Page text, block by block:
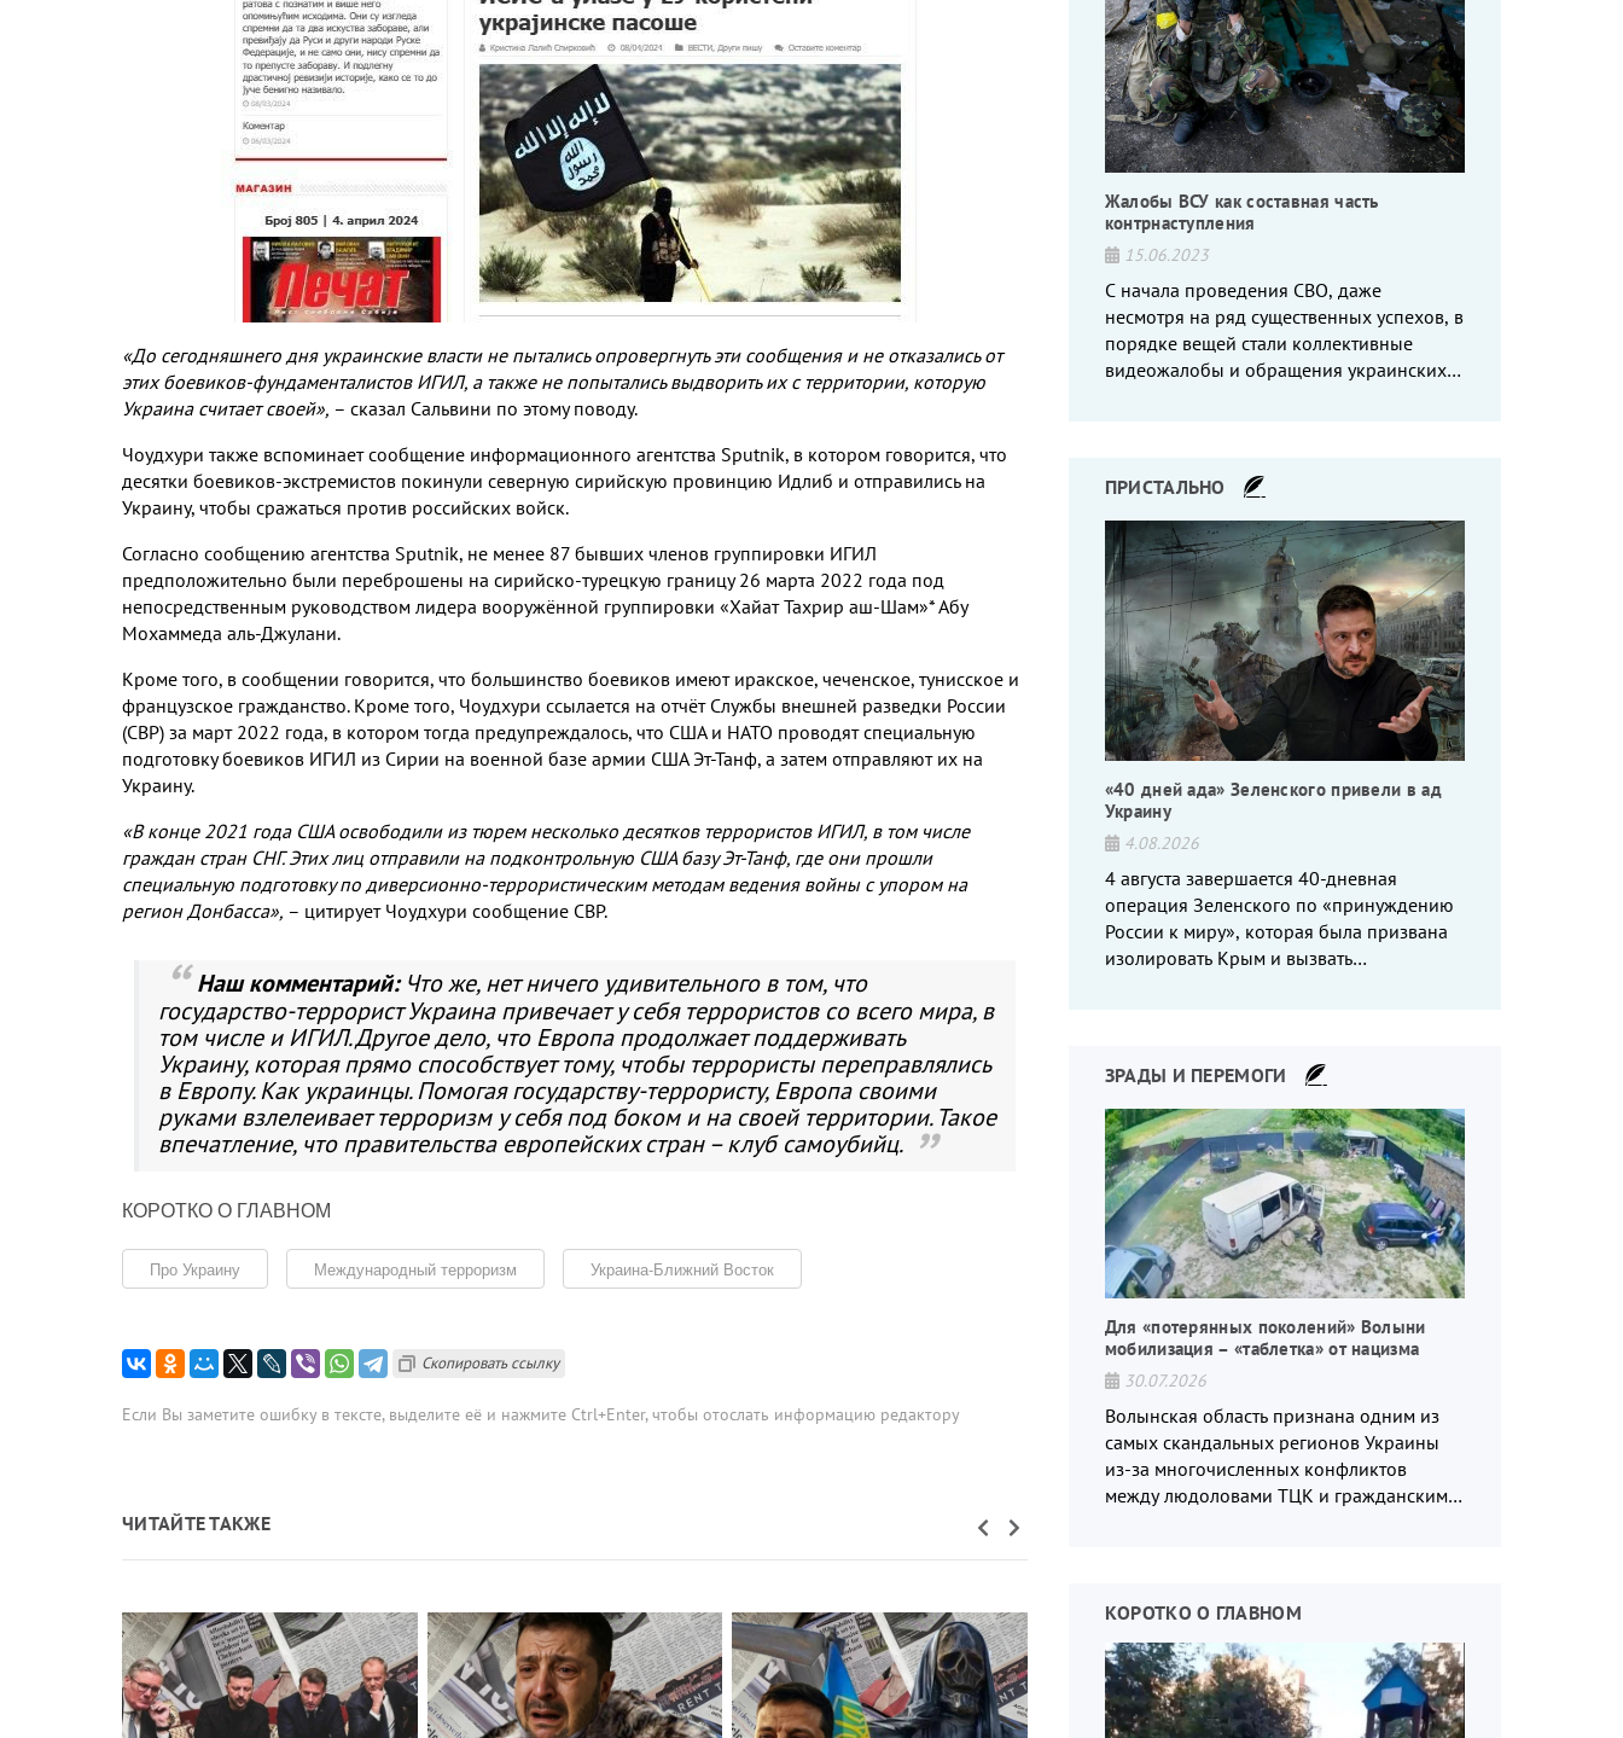
«До сегодняшнего дня украинские власти не пытались опровергнуть эти сообщения и не отказались от
этих боевиков-фундаменталистов ИГИЛ, а также не попытались выдворить их с территории, которую
Украина считает своей», – сказал Сальвини по этому поводу.
Чоудхури также вспоминает сообщение информационного агентства Sputnik, в котором говорится, что
десятки боевиков-экстремистов покинули северную сирийскую провинцию Идлиб и отправились на
Украину, чтобы сражаться против российских войск.
Согласно сообщению агентства Sputnik, не менее 87 бывших членов группировки ИГИЛ
предположительно были переброшены на сирийско-турецкую границу 26 марта 2022 года под
непосредственным руководством лидера вооружённой группировки «Хайат Тахрир аш-Шам»* Абу
Мохаммеда аль-Джулани.
Кроме того, в сообщении говорится, что большинство боевиков имеют иракское, чеченское, тунисское и
французское гражданство. Кроме того, Чоудхури ссылается на отчёт Службы внешней разведки России
(СВР) за март 2022 года, в котором тогда предупреждалось, что США и НАТО проводят специальную
подготовку боевиков ИГИЛ из Сирии на военной базе армии США Эт-Танф, а затем отправляют их на
Украину.
«В конце 2021 года США освободили из тюрем несколько десятков террористов ИГИЛ, в том числе
граждан стран СНГ. Этих лиц отправили на подконтрольную США базу Эт-Танф, где они прошли
специальную подготовку по диверсионно-террористическим методам ведения войны с упором на
регион Донбасса», – цитирует Чоудхури сообщение СВР.
Наш комментарий:Что же, нет ничего удивительного в том, что
государство-террорист Украина привечает у себя террористов со всего мира, в
том числе и ИГИЛ. Другое дело, что Европа продолжает поддерживать
Украину, которая прямо способствует тому, чтобы террористы переправлялись
в Европу. Как украинцы. Помогая государству-террористу, Европа своими
руками взлелеивает терроризм у себя под боком и на своей территории. Такое
впечатление, что правительства европейских стран – клуб самоубийц.
КОРОТКО О ГЛАВНОМ
Про Украину Международный терроризм Украина-Ближний Восток
Скопировать ссылку
Если Вы заметите ошибку в тексте, выделите её и нажмите Ctrl+Enter, чтобы отослать информацию редактору
ЧИТАЙТЕ ТАКЖЕ
Жалобы ВСУ как составная часть
контрнаступления
15.06.2023
С начала проведения СВО, даже
несмотря на ряд существенных успехов, в
порядке вещей стали коллективные
видеожалобы и обращения украинских
ПРИСТАЛЬНО
«40 дней ада» Зеленского привели в ад
Украину
4.08.2026
4 августа завершается 40-дневная
операция Зеленского по «принуждению
России к миру», которая была призвана
изолировать Крым и вызвать
ЗРАДЫ И ПЕРЕМОГИ
Для «потерянных поколений» Волыни
мобилизация – «таблетка» от нацизма
30.07.2026
Волынская область признана одним из
самых скандальных регионов Украины
из-за многочисленных конфликтов
между людоловами ТЦК и гражданским
КОРОТКО О ГЛАВНОМ